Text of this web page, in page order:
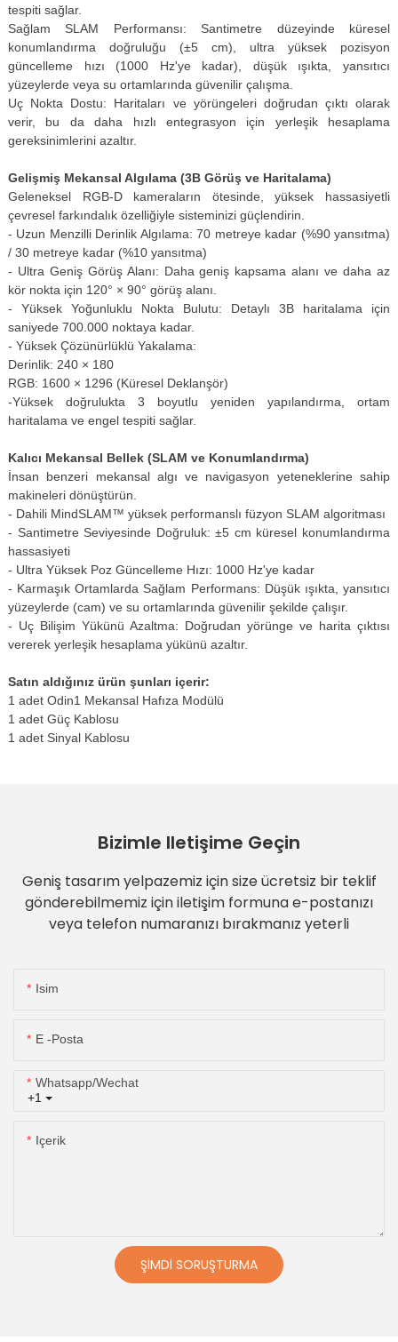
tespiti sağlar.
Sağlam SLAM Performansı: Santimetre düzeyinde küresel
konumlandırma doğruluğu (±5 cm), ultra yüksek pozisyon
güncelleme hızı (1000 Hz'ye kadar), düşük ışıkta, yansıtıcı
yüzeylerde veya su ortamlarında güvenilir çalışma.
Uç Nokta Dostu: Haritaları ve yörüngeleri doğrudan çıktı olarak
verir, bu da daha hızlı entegrasyon için yerleşik hesaplama
gereksinimlerini azaltır.
Gelişmiş Mekansal Algılama (3B Görüş ve Haritalama)
Geleneksel RGB-D kameraların ötesinde, yüksek hassasiyetli
çevresel farkındalık özelliğiyle sisteminizi güçlendirin.
- Uzun Menzilli Derinlik Algılama: 70 metreye kadar (%90 yansıtma)
/ 30 metreye kadar (%10 yansıtma)
- Ultra Geniş Görüş Alanı: Daha geniş kapsama alanı ve daha az
kör nokta için 120° × 90° görüş alanı.
- Yüksek Yoğunluklu Nokta Bulutu: Detaylı 3B haritalama için
saniyede 700.000 noktaya kadar.
- Yüksek Çözünürlüklü Yakalama:
Derinlik: 240 × 180
RGB: 1600 × 1296 (Küresel Deklanşör)
-Yüksek doğrulukta 3 boyutlu yeniden yapılandırma, ortam
haritalama ve engel tespiti sağlar.
Kalıcı Mekansal Bellek (SLAM ve Konumlandırma)
İnsan benzeri mekansal algı ve navigasyon yeteneklerine sahip
makineleri dönüştürün.
- Dahili MindSLAM™ yüksek performanslı füzyon SLAM algoritması
- Santimetre Seviyesinde Doğruluk: ±5 cm küresel konumlandırma
hassasiyeti
- Ultra Yüksek Poz Güncelleme Hızı: 1000 Hz'ye kadar
- Karmaşık Ortamlarda Sağlam Performans: Düşük ışıkta, yansıtıcı
yüzeylerde (cam) ve su ortamlarında güvenilir şekilde çalışır.
- Uç Bilişim Yükünü Azaltma: Doğrudan yörünge ve harita çıktısı
vererek yerleşik hesaplama yükünü azaltır.
Satın aldığınız ürün şunları içerir:
1 adet Odin1 Mekansal Hafıza Modülü
1 adet Güç Kablosu
1 adet Sinyal Kablosu
Bizimle Iletişime Geçin
Geniş tasarım yelpazemiz için size ücretsiz bir teklif
gönderebilmemiz için iletişim formuna e-postanızı
veya telefon numaranızı bırakmanız yeterli
Isim
E -posta
+1
Whatsapp/wechat
Içerik
ŞIMDI SORUŞTURMA